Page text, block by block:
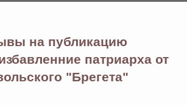
на публикацию
патриарха от
"Брегета"